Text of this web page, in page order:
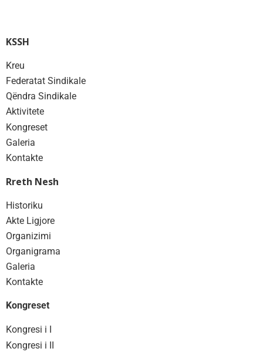
KSSH
Kreu
Federatat Sindikale
Qëndra Sindikale
Aktivitete
Kongreset
Galeria
Kontakte
Rreth Nesh
Historiku
Akte Ligjore
Organizimi
Organigrama
Galeria
Kontakte
Kongreset
Kongresi i I
Kongresi i II